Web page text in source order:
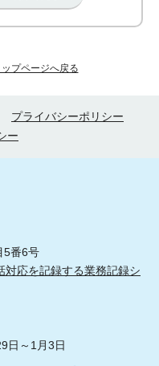
ップページへ戻る
プライバシーポリシー
ー
5番6号
対応を記録する業務記録シ
日～1月3日